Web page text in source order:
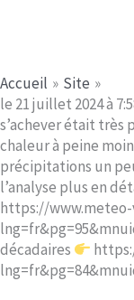
Accueil
Site
le 21 juillet 2024 à
s’achever était très
chaleur à peine
précipitations un
l’analyse plus en
https://
décadaires